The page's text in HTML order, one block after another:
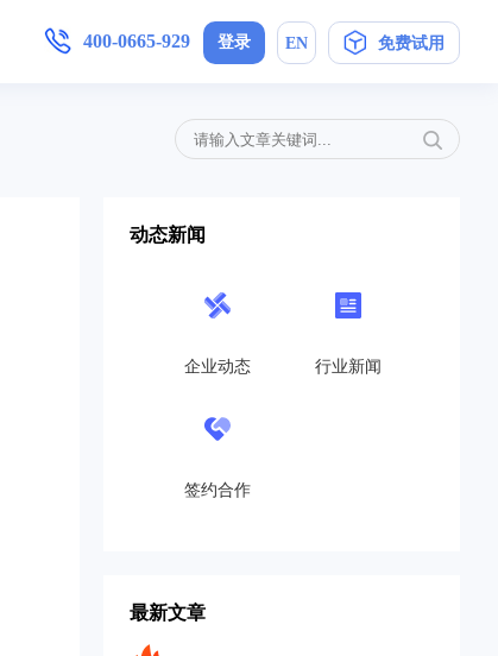
增值服务
开源CRM
旗舰企业版
SaaS在线版
帮助中心
在信息时代，开展优质护理服务，信
展的契机,活动策划公司就得在...
教育培训行业如雨后春笋般涌现，这
产品手册
加入我们
400-0665-929 登录 EN 免费试用
动态新闻
企业动态 行业新闻
签约合作
最新文章